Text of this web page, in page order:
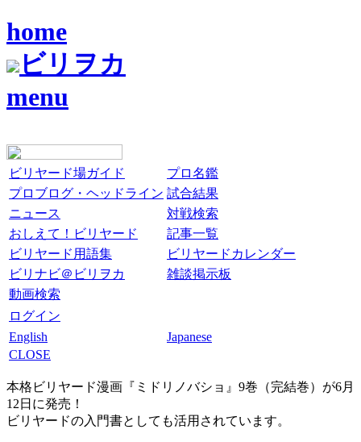
home
ビリヲカ
menu
ビリヤード場ガイド
プロ名鑑
プロブログ・ヘッドライン 試合結果
ニュース
対戦検索
おしえて！ビリヤード
記事一覧
ビリヤード用語集
ビリヤードカレンダー
ビリナビ＠ビリヲカ
雑談掲示板
動画検索
ログイン
English
Japanese
CLOSE
本格ビリヤード漫画『ミドリノバショ』9巻（完結巻）が6月
12日に発売！
ビリヤードの入門書としても活用されています。